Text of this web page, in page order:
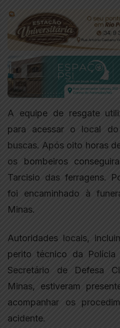
A equipe de resgate
para acessar o local
buscas. Após oito horas
os bombeiros
Tarcisio das ferragens.
foi encaminhado à
Minas.
Autoridades locais,
perito técnico da
Secretário de Defesa
Minas, estiveram
acompanhar os
acidente.